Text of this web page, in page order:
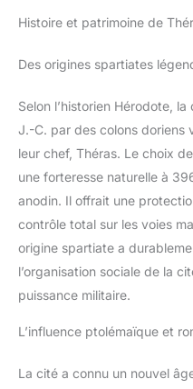
Histoire et patrimoine de
Des origines spartiates
Selon l’historien Hérodote,
J.-C. par des colons doriens
leur chef, Théras. Le choix
une forteresse naturelle à
anodin. Il offrait une
contrôle total sur les voies
origine spartiate a
l’organisation sociale de la
puissance militaire.
L’influence ptolémaïque et
La cité a connu un nouvel